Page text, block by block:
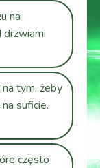
na
drzwiami
tym, żeby
suficie.
często